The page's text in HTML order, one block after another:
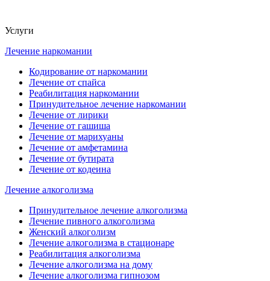
Услуги
Лечение наркомании
Кодирование от наркомании
Лечение от спайса
Реабилитация наркомании
Принудительное лечение наркомании
Лечение от лирики
Лечение от гашиша
Лечение от марихуаны
Лечение от амфетамина
Лечение от бутирата
Лечение от кодеина
Лечение алкоголизма
Принудительное лечение алкоголизма
Лечение пивного алкоголизма
Женский алкоголизм
Лечение алкоголизма в стационаре
Реабилитация алкоголизма
Лечение алкоголизма на дому
Лечение алкоголизма гипнозом